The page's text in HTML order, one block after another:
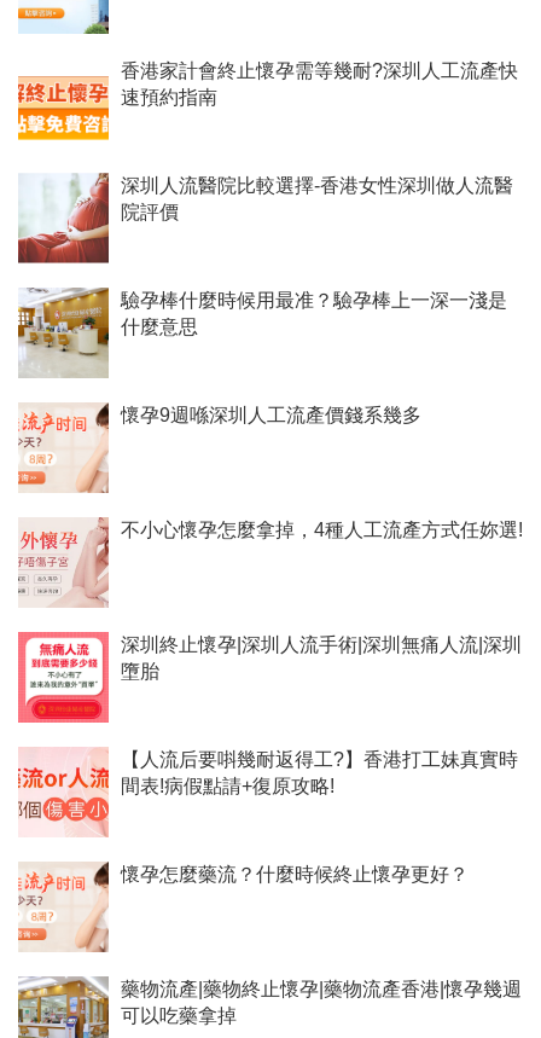
香港家計會終止懷孕需等幾耐?深圳人工流產快
速預約指南
深圳人流醫院比較選擇-香港女性深圳做人流醫
院評價
驗孕棒什麼時候用最准？驗孕棒上一深一淺是
什麼意思
懷孕9週喺深圳人工流產價錢系幾多
不小心懷孕怎麼拿掉，4種人工流產方式任妳選!
深圳終止懷孕|深圳人流手術|深圳無痛人流|深圳
墮胎
【人流后要唞幾耐返得工?】香港打工妹真實時
間表!病假點請+復原攻略!
懷孕怎麼藥流？什麼時候終止懷孕更好？
藥物流產|藥物終止懷孕|藥物流產香港|懷孕幾週
可以吃藥拿掉